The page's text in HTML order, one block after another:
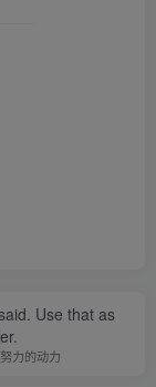
Use that as
力的动力